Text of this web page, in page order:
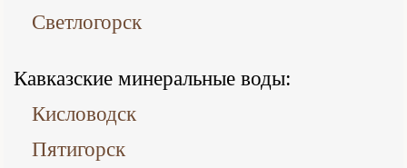
Светлогорск
Кавказские минеральные воды:
Кисловодск
Пятигорск